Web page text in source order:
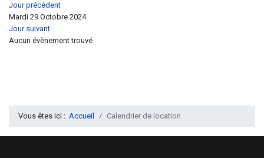
Jour précédent
Mardi 29 Octobre 2024
Jour suivant
Aucun évènement trouvé
Vous êtes ici : Accueil Calendrier de location